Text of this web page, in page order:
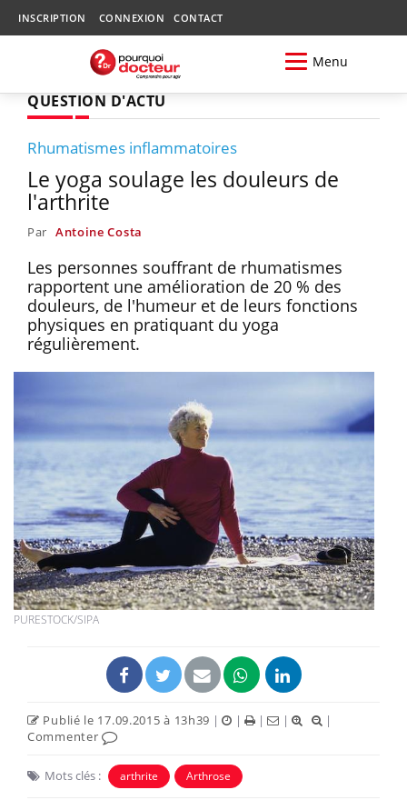
INSCRIPTION CONNEXION CONTACT
Menu
QUESTION D'ACTU
Rhumatismes inflammatoires
Le yoga soulage les douleurs de
l'arthrite
Par Antoine Costa
Les personnes souffrant de rhumatismes
rapportent une amélioration de 20 % des
douleurs, de l'humeur et de leurs fonctions
physiques en pratiquant du yoga
régulièrement.
PURESTOCK/SIPA
Publié le 17.09.2015 à 13h39 | | | |
|
Commenter
Mots clés : arthrite Arthrose